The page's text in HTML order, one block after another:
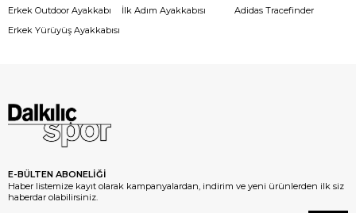
Erkek Outdoor Ayakkabı
Erkek Yürüyüş Ayakkabısı
İlk Adım Ayakkabısı
Adidas Tracefinder
E-BÜLTEN ABONELİĞİ
Haber listemize kayıt olarak kampanyalardan, indirim ve yeni ürünlerden ilk siz
haberdar olabilirsiniz.